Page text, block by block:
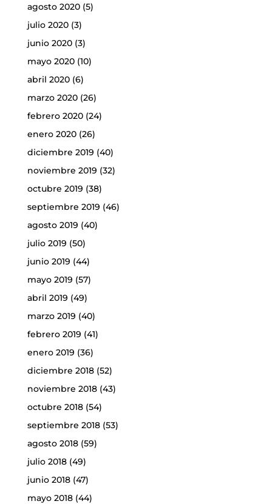
agosto 2020(5)
julio 2020(3)
junio 2020(3)
mayo 2020(10)
abril 2020(6)
marzo 2020(26)
febrero 2020(24)
enero 2020(26)
diciembre 2019 (40)
noviembre 2019 (32)
octubre 2019 (38)
septiembre 2019 (46)
agosto 2019 (40)
julio 2019 (50)
junio 2019 (44)
mayo 2019 (57)
abril 2019 (49)
marzo 2019 (40)
febrero 2019 (41)
enero 2019 (36)
diciembre 2018(52)
noviembre 2018(43)
octubre 2018(54)
septiembre 2018(53)
agosto 2018(59)
julio 2018(49)
junio 2018(47)
mayo 2018(44)